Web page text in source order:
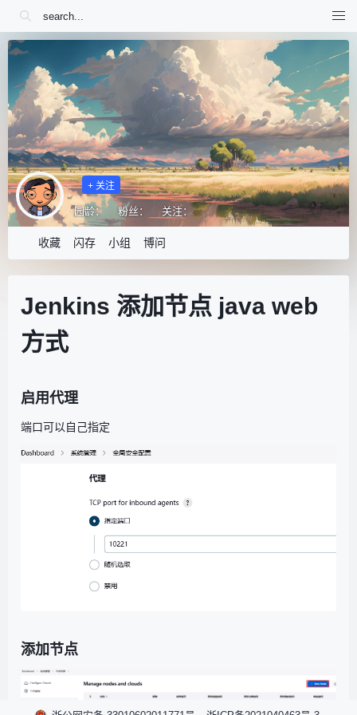
收藏 闪存 小组 博问
+ 关注
园龄： 粉丝： 关注：
Jenkins 添加节点 java web
方式
启用代理
端口可以自己指定
添加节点